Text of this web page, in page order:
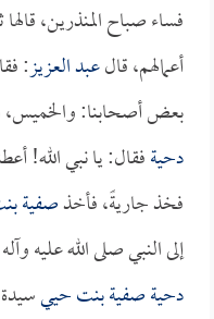
فساء صباح المنذرين،
أعمالهم، قالعبد العزيز:
بعض أصحابنا: والخميس،
دحيةفقال: يا نبي الله!
فخذ جاريةً، فأخذصفية
إلى النبي صلى الله عليه
دحيةصفية بنت حيي